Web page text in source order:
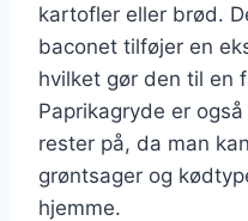
kartofler eller brød.
baconet tilføjer en
hvilket gør den til en
Paprikagryde er
rester på, da man
grøntsager og
hjemme.